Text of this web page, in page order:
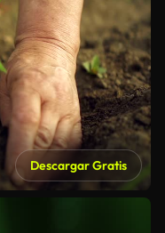
Descargar Gratis